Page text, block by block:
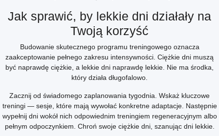
Jak sprawić, by lekkie dni działały na
Twoją korzyść
Budowanie skutecznego programu treningowego oznacza
zaakceptowanie pełnego zakresu intensywności. Ciężkie dni muszą
być naprawdę ciężkie, a lekkie dni naprawdę lekkie. Nie ma środka,
który działa długofalowo.
Zacznij od świadomego zaplanowania tygodnia. Wskaż kluczowe
treningi — sesje, które mają wywołać konkretne adaptacje. Następnie
wypełnij dni wokół nich odpowiednim treningiem regeneracyjnym albo
pełnym odpoczynkiem. Chroń swoje ciężkie dni, szanując dni lekkie.